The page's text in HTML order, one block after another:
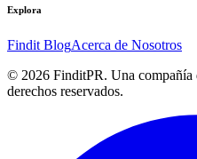
Explora
Findit BlogAcerca de Nosotros
© 2026 FinditPR. Una compañía
derechos reservados.